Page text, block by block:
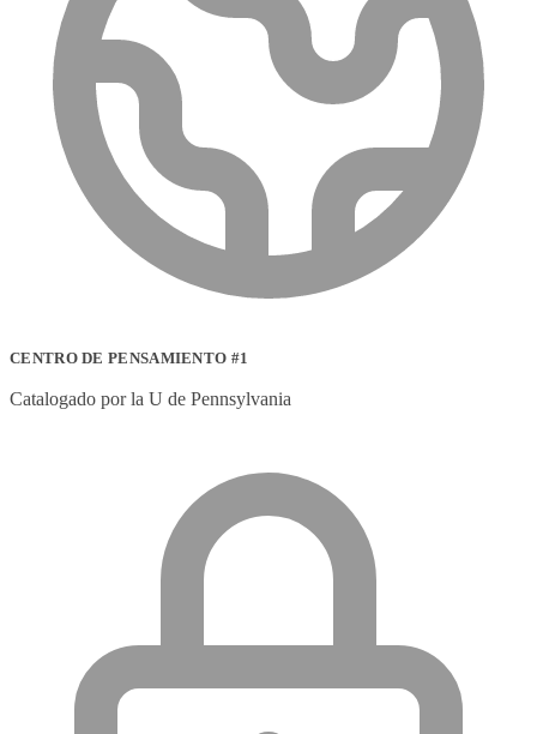
CENTRO DE PENSAMIENTO #1
Catalogado por la U de Pennsylvania